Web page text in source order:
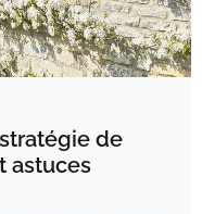
de
astuces